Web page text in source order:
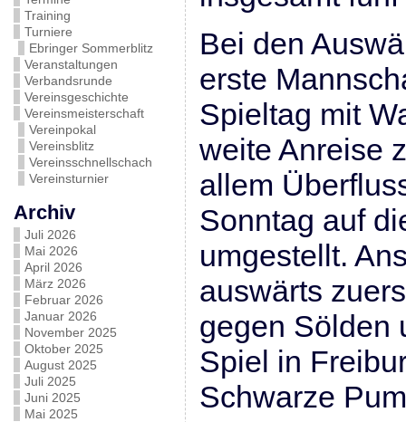
Training
Turniere
Ebringer Sommerblitz
Veranstaltungen
Verbandsrunde
Vereinsgeschichte
Vereinsmeisterschaft
Vereinpokal
Vereinsblitz
Vereinsschnellschach
Vereinsturnier
Archiv
Juli 2026
Mai 2026
April 2026
März 2026
Februar 2026
Januar 2026
November 2025
Oktober 2025
August 2025
Juli 2025
Juni 2025
Mai 2025
Bei den
erste
Spieltag mit
weite Anreise
allem
Sonntag auf
umgestellt.
auswärts
gegen Sölden
Spiel in
Schwarze